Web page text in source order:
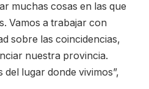
muchas cosas en las que
Vamos a trabajar con
sobre las coincidencias,
nuestra provincia.
lugar donde vivimos”,